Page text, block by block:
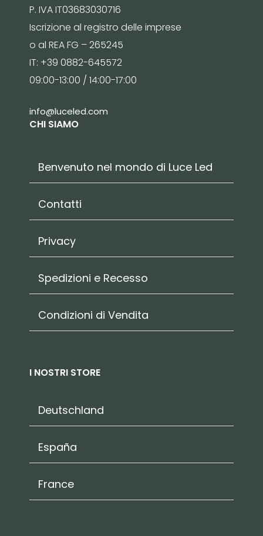
P. IVA IT03683030716
Iscrizione al registro delle imprese
o al REA FG – 265245
IT: +39 0882-645572
09:00-13:00 / 14:00-17:00
info@luceled.com
CHI SIAMO
Benvenuto nel mondo di Luce Led
Contatti
Privacy
Spedizioni e Recesso
Condizioni di Vendita
I NOSTRI STORE
Deutschland
España
France